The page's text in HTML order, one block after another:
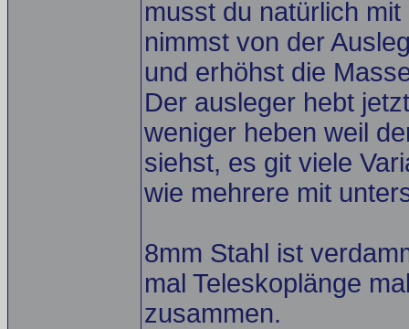
musst du natürlich
nimmst von der
und erhöhst die
Der ausleger hebt
weniger heben weil
siehst, es git viele
wie mehrere mit
8mm Stahl ist
mal Teleskoplänge
zusammen.